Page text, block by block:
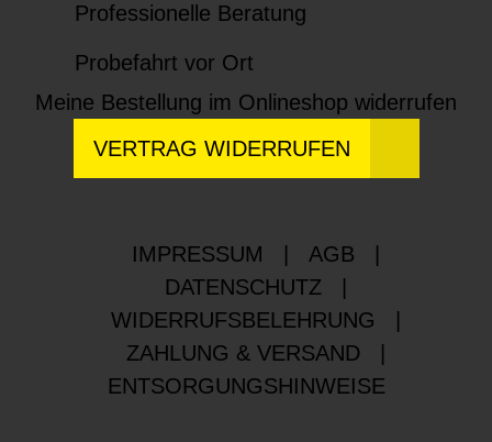
Professionelle Beratung
Probefahrt vor Ort
Meine Bestellung im Onlineshop widerrufen
VERTRAG WIDERRUFEN
IMPRESSUM AGB
DATENSCHUTZ
WIDERRUFSBELEHRUNG
ZAHLUNG & VERSAND
ENTSORGUNGSHINWEISE